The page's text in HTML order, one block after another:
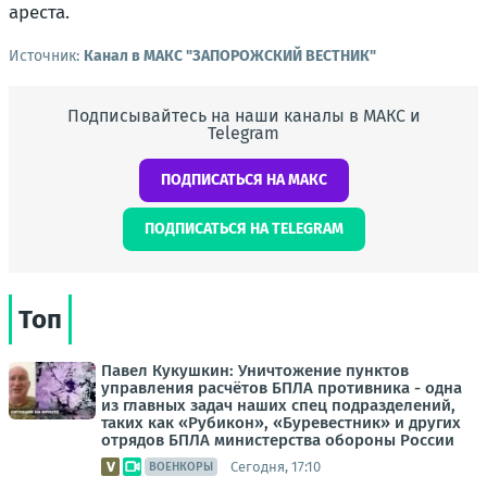
ареста.
Источник: Канал в МАКС "ЗАПОРОЖСКИЙ ВЕСТНИК"
Подписывайтесь на наши каналы в МАКС и
Telegram
ПОДПИСАТЬСЯ НА МАКС
ПОДПИСАТЬСЯ НА TELEGRAM
Топ
Павел Кукушкин: Уничтожение пунктов
управления расчётов БПЛА противника - одна
из главных задач наших спец подразделений,
таких как «Рубикон», «Буревестник» и других
отрядов БПЛА министерства обороны России
ВОЕНКОРЫ Сегодня, 17:10